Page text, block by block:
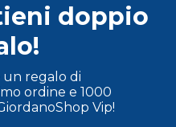
doppio
un regalo di
ordine e 1000
Vip!